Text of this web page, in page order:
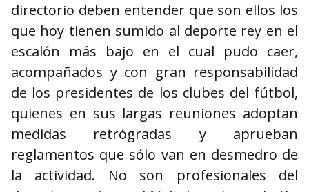
directorio deben entender que son ellos los
que hoy tienen sumido al deporte rey en el
escalón más bajo en el cual pudo caer,
acompañados y con gran responsabilidad
de los presidentes de los clubes del fútbol,
quienes en sus largas reuniones adoptan
medidas retrógradas y aprueban
reglamentos que sólo van en desmedro de
la actividad. No son profesionales del